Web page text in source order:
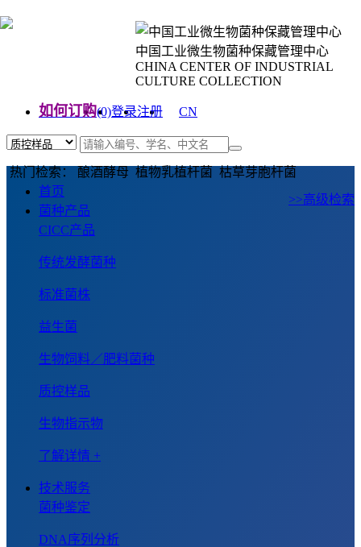
中国工业微生物菌种保藏管理中心
CHINA CENTER OF INDUSTRIAL
CULTURE COLLECTION
如何订购(0)登录注册
CN
热门检索： 酿酒酵母 植物乳植杆菌 枯草芽胞杆菌
>>高级检索
首页
菌种产品
CICC产品
传统发酵菌种
标准菌株
益生菌
生物饲料／肥料菌种
质控样品
生物指示物
了解详情 +
技术服务
菌种鉴定
DNA序列分析